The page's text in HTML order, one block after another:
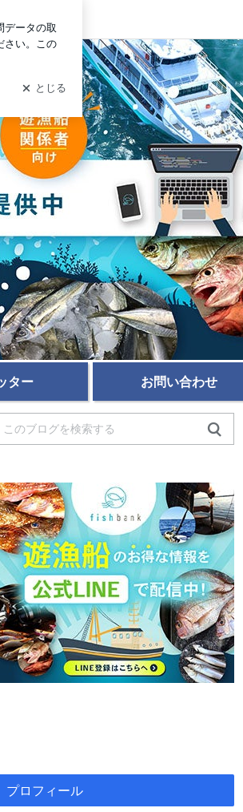
予約フォーム】
グイン
ター お問い合わせ
プロフィール